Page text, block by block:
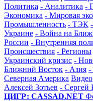
Политика - Аналитика -
Экономика - Мировая
Промышленность - ТЭК
Украине - Война на
России - Внутренняя
Происшествия - Регионы
Украинский кризис -
Ближний Восток - Азия -
Северная Америка Видео
Алексей Зотьев - Сергей
ЦИГР: CASSAD.NET